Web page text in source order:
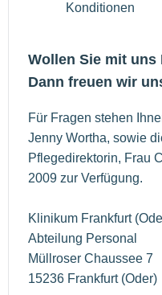
Konditionen
Wollen Sie mit uns
Dann freuen wir
Für Fragen stehen
Jenny Wortha, sowie
Pflegedirektorin, Frau
2009 zur Verfügung.
Klinikum Frankfurt
Abteilung Personal
Müllroser Chaussee 7
15236 Frankfurt (Oder)